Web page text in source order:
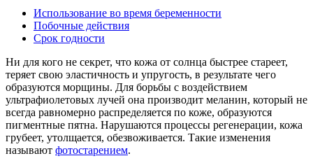
Использование во время беременности
Побочные действия
Срок годности
Ни для кого не секрет, что кожа от солнца быстрее стареет,
теряет свою эластичность и упругость, в результате чего
образуются морщины. Для борьбы с воздействием
ультрафиолетовых лучей она производит меланин, который не
всегда равномерно распределяется по коже, образуются
пигментные пятна. Нарушаются процессы регенерации, кожа
грубеет, утолщается, обезвоживается. Такие изменения
называют фотостарением.